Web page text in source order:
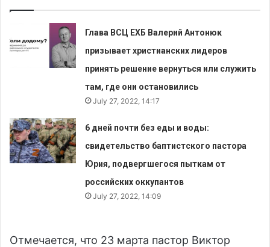
Глава ВСЦ ЕХБ Валерий Антонюк
призывает христианских лидеров
принять решение вернуться или служить
там, где они остановились
July 27, 2022, 14:17
6 дней почти без еды и воды:
свидетельство баптистского пастора
Юрия, подвергшегося пыткам от
российских оккупантов
July 27, 2022, 14:09
Отмечается, что 23 марта пастор Виктор